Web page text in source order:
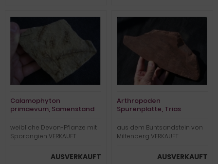
Calamophyton
primaevum, Samenstand
weibliche Devon-Pflanze mit
Sporangien VERKAUFT
AUSVERKAUFT
Arthropoden
Spurenplatte, Trias
aus dem Buntsandstein von
Miltenberg VERKAUFT
AUSVERKAUFT